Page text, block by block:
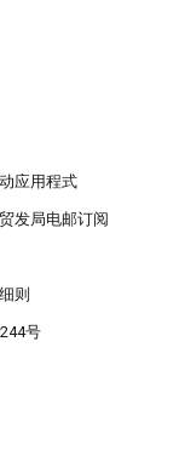
应用程式
发局电邮订阅
则
号